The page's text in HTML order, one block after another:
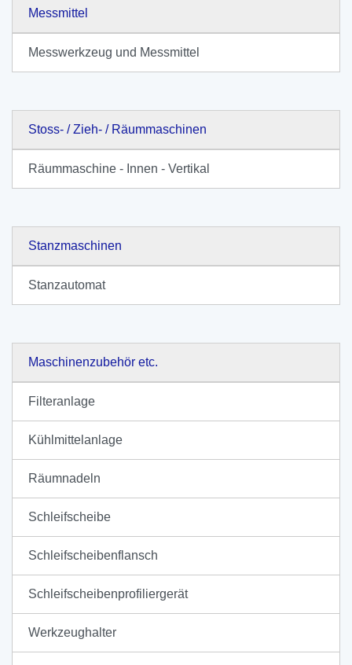
Messmittel
Messwerkzeug und Messmittel
Stoss- / Zieh- / Räummaschinen
Räummaschine - Innen - Vertikal
Stanzmaschinen
Stanzautomat
Maschinenzubehör etc.
Filteranlage
Kühlmittelanlage
Räumnadeln
Schleifscheibe
Schleifscheibenflansch
Schleifscheibenprofiliergerät
Werkzeughalter